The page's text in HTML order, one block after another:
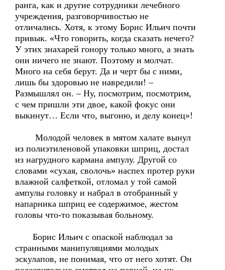
ранга, как и другие сотрудники лечебного
учреждения, разговорчивостью не
отличались. Хотя, к этому Борис Ильич почти
привык. «Что говорить, когда сказать нечего?
У этих знахарей гонору только много, а знать
они ничего не знают. Поэтому и молчат.
Много на себя берут. Да и черт бы с ними,
лишь бы здоровью не навредили! –
Размышлял он. – Ну, посмотрим, посмотрим,
с чем пришли эти двое, какой фокус они
выкинут… Если что, выгоню, и делу конец»!
Молодой человек в мятом халате вынул
из полиэтиленовой упаковки шприц, достал
из нагрудного кармана ампулу. Другой со
словами «сухая, сволочь» наспех протер руки
влажной салфеткой, отломал у той самой
ампулы головку и набрал в отобранный у
напарника шприц ее содержимое, жестом
головы что-то показывая больному.
Борис Ильич с опаской наблюдал за
странными манипуляциями молодых
эскулапов, не понимая, что от него хотят. Он